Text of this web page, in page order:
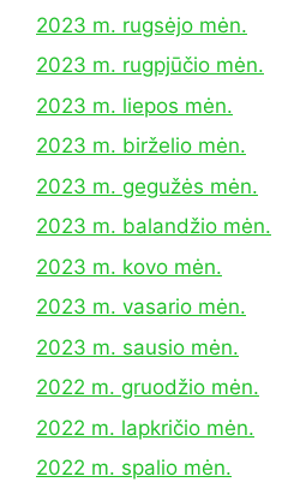
2023 m. rugsėjo mėn.
2023 m. rugpjūčio mėn.
2023 m. liepos mėn.
2023 m. birželio mėn.
2023 m. gegužės mėn.
2023 m. balandžio mėn.
2023 m. kovo mėn.
2023 m. vasario mėn.
2023 m. sausio mėn.
2022 m. gruodžio mėn.
2022 m. lapkričio mėn.
2022 m. spalio mėn.